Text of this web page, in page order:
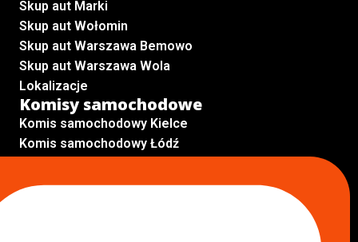
Skup aut Marki
Skup aut Wołomin
Skup aut Warszawa Bemowo
Skup aut Warszawa Wola
Lokalizacje
Komisy samochodowe
Komis samochodowy Kielce
Komis samochodowy Łódź
Komis samochodowy Radom